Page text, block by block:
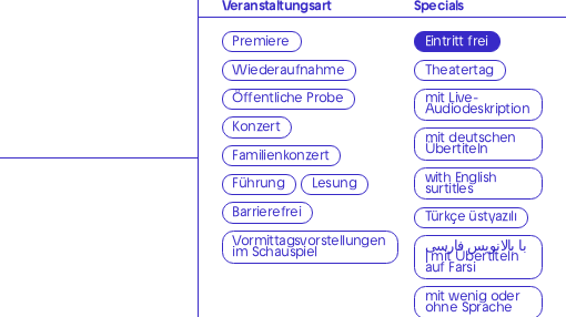
Veranstaltungsart
Premiere
Wiederaufnahme
Öffentliche Probe
Konzert
Familienkonzert
Führung Lesung
Barrierefrei
Vormittagsvorstellungen
im Schauspiel
Specials
Eintritt frei
Theatertag
mit Live-
Audiodeskription
mit deutschen
Übertiteln
with English
surtitles
Türkçe üstyazılı
با بالانویس فارسی
| mit Übertiteln
auf Farsi
mit wenig oder
ohne Sprache